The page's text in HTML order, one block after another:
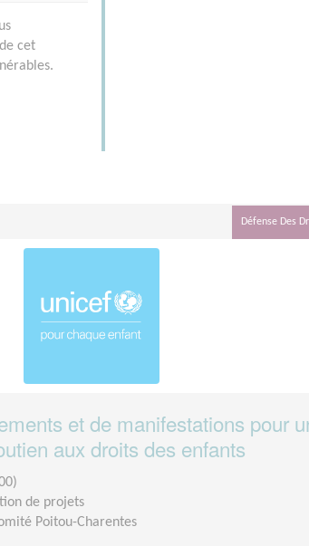
cet
Défense Des
et de manifestations pour
aux droits des enfants
de projets
Poitou-Charentes